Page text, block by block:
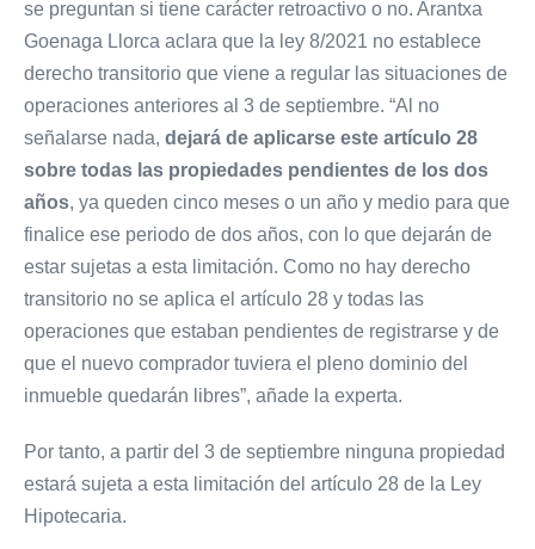
se preguntan si tiene carácter retroactivo o no. Arantxa
Goenaga Llorca aclara que la ley 8/2021 no establece
derecho transitorio que viene a regular las situaciones de
operaciones anteriores al 3 de septiembre. “Al no
señalarse nada, dejará de aplicarse este artículo 28
sobre todas las propiedades pendientes de los dos
años, ya queden cinco meses o un año y medio para que
finalice ese periodo de dos años, con lo que dejarán de
estar sujetas a esta limitación. Como no hay derecho
transitorio no se aplica el artículo 28 y todas las
operaciones que estaban pendientes de registrarse y de
que el nuevo comprador tuviera el pleno dominio del
inmueble quedarán libres”, añade la experta.
Por tanto, a partir del 3 de septiembre ninguna propiedad
estará sujeta a esta limitación del artículo 28 de la Ley
Hipotecaria.